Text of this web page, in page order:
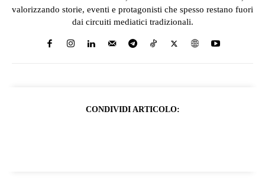
valorizzando storie, eventi e protagonisti che spesso restano fuori
dai circuiti mediatici tradizionali.
CONDIVIDI ARTICOLO: